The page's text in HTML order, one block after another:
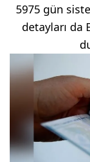
5975 gün
detayları da